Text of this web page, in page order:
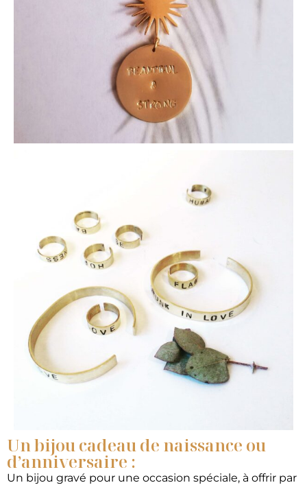
Un bijou cadeau de naissance ou
d’anniversaire :
Un bijou gravé pour une occasion spéciale, à offrir par